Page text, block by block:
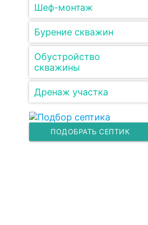
Шеф-монтаж
Бурение скважин
Обустройство
скважины
Дренаж участка
ПОДОБРАТЬ СЕПТИК